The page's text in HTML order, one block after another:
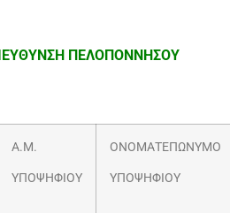
ΠΕΛΟΠΟΝΝΗΣΟΥ
Α.Μ.
ΥΠΟΨΗΦΙΟΥ
ΟΝΟΜΑΤΕΠΩΝΥΜΟ
ΥΠΟΨΗΦΙΟΥ